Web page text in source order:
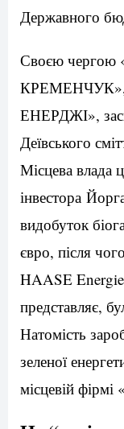
Державного
Своєю
КРЕМЕНЧУК»,
ЕНЕРДЖІ»,
Деївського
Місцева влада
інвестора
видобуток
євро, після
HAASE
представляє,
Натомість
зеленої
місцевій